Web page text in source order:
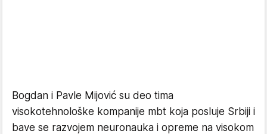
Bogdan i Pavle Mijović su deo tima
visokotehnološke kompanije mbt koja posluje Srbiji i
bave se razvojem neuronauka i opreme na visokom